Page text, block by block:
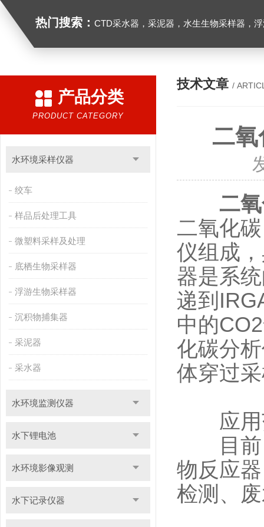
热门搜索： CTD采水器，采泥器，水生生物采样器，浮游生物多联采样网，海洋微塑料采样分析系统，浮游动物扫描分析系统，水下颗粒物和浮游动物图像原位采集系
产品分类
PRODUCT CATEGORY
水环境采样仪器
绞车
样品后处理工具
微塑料采样及处理
底栖生物采样器
浮游生物采样器
沉积物捕集器
采泥器
采水器
水环境监测仪器
水下锂电池
水环境影像观测
水下记录仪器
技术文章 /
二
二
二氧化
仪组成
器是系
递到
中的
化碳分
体穿过
应用
目前，
物反应
检测、